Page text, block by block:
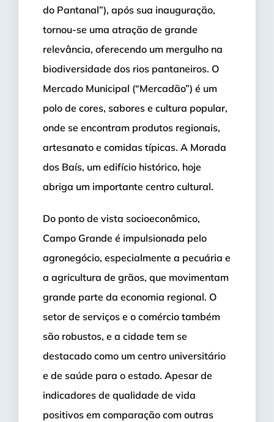
do Pantanal”), após sua inauguração,
tornou-se uma atração de grande
relevância, oferecendo um mergulho na
biodiversidade dos rios pantaneiros. O
Mercado Municipal (“Mercadão”) é um
polo de cores, sabores e cultura popular,
onde se encontram produtos regionais,
artesanato e comidas típicas. A Morada
dos Baís, um edifício histórico, hoje
abriga um importante centro cultural.
Do ponto de vista socioeconômico,
Campo Grande é impulsionada pelo
agronegócio, especialmente a pecuária e
a agricultura de grãos, que movimentam
grande parte da economia regional. O
setor de serviços e o comércio também
são robustos, e a cidade tem se
destacado como um centro universitário
e de saúde para o estado. Apesar de
indicadores de qualidade de vida
positivos em comparação com outras